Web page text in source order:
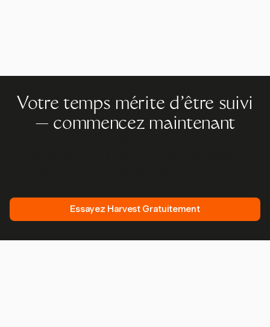
Votre temps mérite d'être suivi
— commencez maintenant
Essayez Harvest Gratuitement